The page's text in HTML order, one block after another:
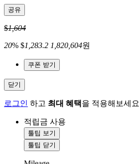
공유
$1,604
20% $1,283.2 1,820,604원
쿠폰 받기
닫기
로그인 하고 최대 혜택을 적용해보세요
적립금 사용
툴팁 보기
툴팁 닫기